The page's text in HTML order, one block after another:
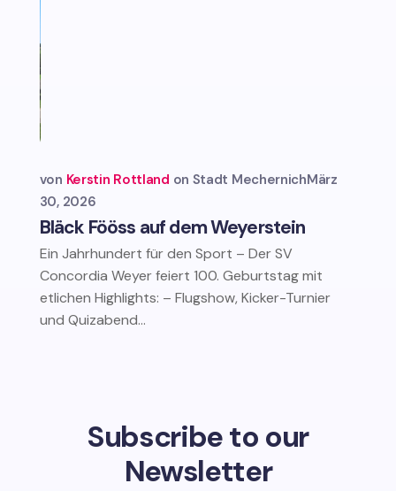
Bläck Fööss auf dem Weyerstein
von Kerstin Rottland Stadt MechernichMärz
30, 2026
Ein Jahrhundert für den Sport – Der SV
Concordia Weyer feiert 100. Geburtstag mit
etlichen Highlights: – Flugshow, Kicker-Turnier
und Quizabend...
Subscribe to our
Newsletter